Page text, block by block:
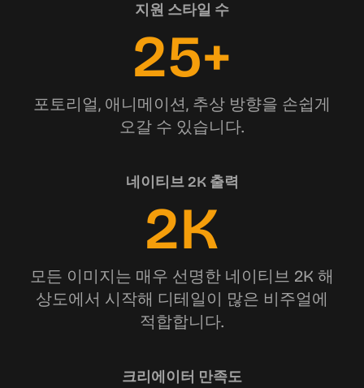
지원 스타일 수
25+
포토리얼, 애니메이션, 추상 방향을 손쉽게
오갈 수 있습니다.
네이티브 2K 출력
2K
모든 이미지는 매우 선명한 네이티브 2K 해
상도에서 시작해 디테일이 많은 비주얼에
적합합니다.
크리에이터 만족도